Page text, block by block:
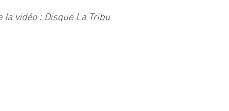
la vidéo : Disque La Tribu